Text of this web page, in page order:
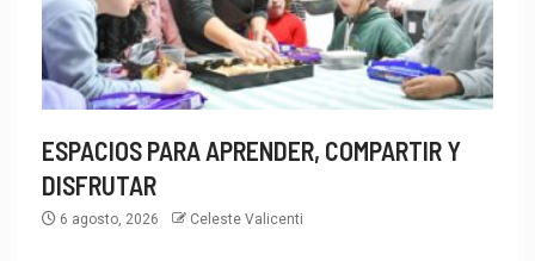
ESPACIOS PARA APRENDER, COMPARTIR Y
DISFRUTAR
6 agosto, 2026 Celeste Valicenti